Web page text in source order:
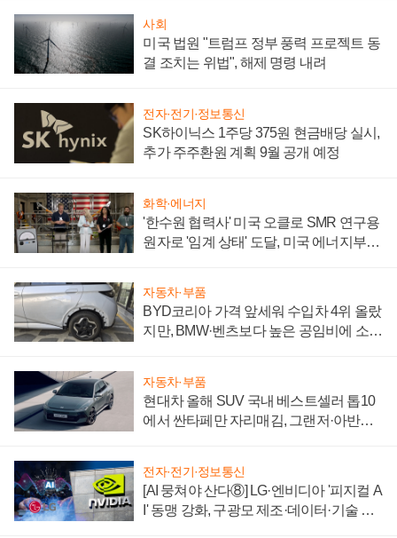
사회
미국 법원 "트럼프 정부 풍력 프로젝트 동
결 조치는 위법", 해제 명령 내려
전자·전기·정보통신
SK하이닉스 1주당 375원 현금배당 실시,
추가 주주환원 계획 9월 공개 예정
화학·에너지
'한수원 협력사' 미국 오클로 SMR 연구용
원자로 '임계 상태' 도달, 미국 에너지부
자동차·부품
BYD코리아 가격 앞세워 수입차 4위 올랐
지만, BMW·벤츠보다 높은 공임비에 소비
자동차·부품
현대차 올해 SUV 국내 베스트셀러 톱10
에서 싼타페만 자리매김, 그랜저·아반떼
전자·전기·정보통신
[AI 뭉쳐야 산다⑧] LG·엔비디아 '피지컬 A
I' 동맹 강화, 구광모 제조·데이터·기술 결